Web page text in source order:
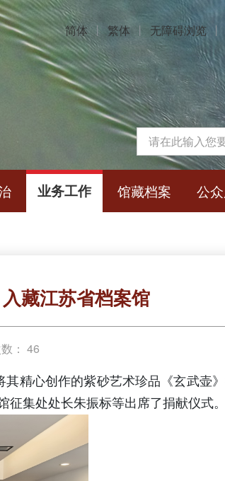
简体 丨 繁体 丨 无障碍浏览 丨
业务工作 馆藏档案 公
藏江苏省档案馆
： 46
精心创作的紫砂艺术珍品《玄武壶
集处处长朱振标等出席了捐献仪式。